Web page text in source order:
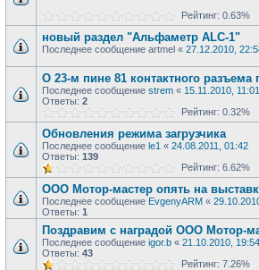
Рейтинг: 0.63%
новый раздел "Aльфаметр ALC-1"
Последнее сообщение artmel « 27.12.2010,
О 23-м пине 81 контактного разъема
Последнее сообщение strem « 15.11.2010, 11:01
Ответы: 2
Рейтинг: 0.32%
Обновления режима загрузчика
Последнее сообщение le1 « 24.08.2011, 01:42
Ответы: 139
Рейтинг: 6.62%
ООО Мотор-мастер опять на
Последнее сообщение EvgenyARM «
Ответы: 1
Поздравим с наградой ООО Мотор-
Последнее сообщение igor.b « 21.10.2010, 19:54
Ответы: 43
Рейтинг: 7.26%